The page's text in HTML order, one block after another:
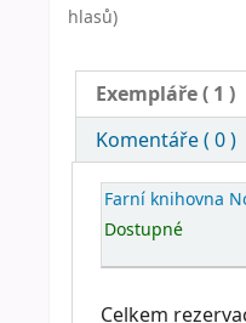
hlasů)
Exempláře( 1 )
Komentáře ( 0 )
Farní knihovna
Dostupné
Celkem